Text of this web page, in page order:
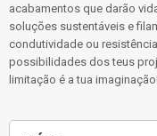
acabamentos que darão
soluções sustentáveis e
condutividade ou
possibilidades dos teus
limitação é a tua imaginação!